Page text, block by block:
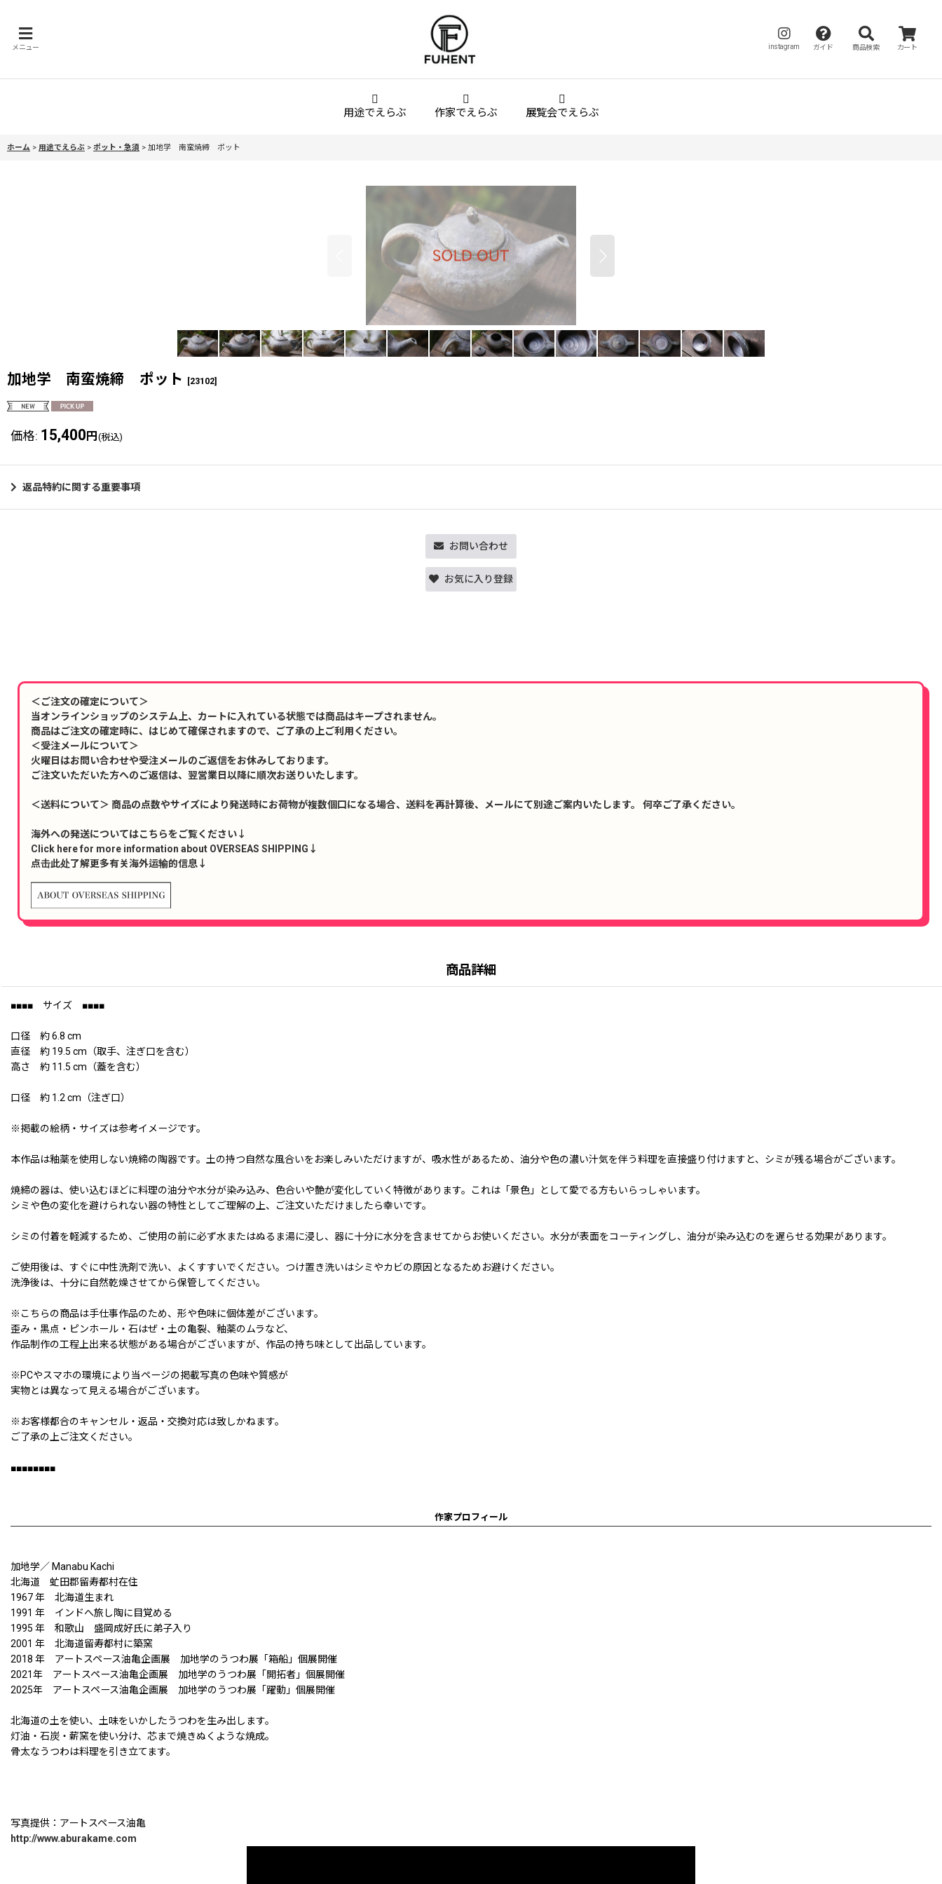
メニュー instagram ガイド 商品検索 カート
用途でえらぶ 作家でえらぶ 展覧会でえらぶ
ホーム > 用途でえらぶ > ポット・急須 > 加地学 南蛮焼締 ポット
加地学 南蛮焼締 ポット [23102]
価格: 15,400 円 (税込)
返品特約に関する重要事項
お問い合わせ
お気に入り登録
＜ご注文の確定について＞
当オンラインショップのシステム上、カートに入れている状態では商品はキープされません。
商品はご注文の確定時に、はじめて確保されますので、ご了承の上ご利用ください。
＜受注メールについて＞
火曜日はお問い合わせや受注メールのご返信をお休みしております。
ご注文いただいた方へのご返信は、翌営業日以降に順次お送りいたします。
＜送料について＞ 商品の点数やサイズにより発送時にお荷物が複数個口になる場合、送料を再計算後、メールにて別途ご案内いたします。 何卒ご了承ください。
海外への発送についてはこちらをご覧ください↓
Click here for more information about OVERSEAS SHIPPING↓
点击此处了解更多有关海外运输的信息↓
商品詳細
■■■■ サイズ ■■■■
口径 約 6.8 cm
直径 約 19.5 cm（取手、注ぎ口を含む）
高さ 約 11.5 cm（蓋を含む）
口径 約 1.2 cm（注ぎ口）
※掲載の絵柄・サイズは参考イメージです。
本作品は釉薬を使用しない焼締の陶器です。土の持つ自然な風合いをお楽しみいただけますが、吸水性があるため、油分や色の濃い汁気を伴う料理を直接盛り付けますと、シミが残る場合がございます。
焼締の器は、使い込むほどに料理の油分や水分が染み込み、色合いや艶が変化していく特徴があります。これは「景色」として愛でる方もいらっしゃいます。
シミや色の変化を避けられない器の特性としてご理解の上、ご注文いただけましたら幸いです。
シミの付着を軽減するため、ご使用の前に必ず水またはぬるま湯に浸し、器に十分に水分を含ませてからお使いください。水分が表面をコーティングし、油分が染み込むのを遅らせる効果があります。
ご使用後は、すぐに中性洗剤で洗い、よくすすいでください。つけ置き洗いはシミやカビの原因となるためお避けください。
洗浄後は、十分に自然乾燥させてから保管してください。
※こちらの商品は手仕事作品のため、形や色味に個体差がございます。
歪み・黒点・ピンホール・石はぜ・土の亀裂、釉薬のムラなど、
作品制作の工程上出来る状態がある場合がございますが、作品の持ち味として出品しています。
※PCやスマホの環境により当ページの掲載写真の色味や質感が
実物とは異なって見える場合がございます。
※お客様都合のキャンセル・返品・交換対応は致しかねます。
ご了承の上ご注文ください。
■■■■■■■■
作家プロフィール
加地学／ Manabu Kachi
北海道 虻田郡留寿都村在住
1967 年 北海道生まれ
1991 年 インドへ旅し陶に目覚める
1995 年 和歌山 盛岡成好氏に弟子入り
2001 年 北海道留寿都村に築窯
2018 年 アートスペース油亀企画展 加地学のうつわ展「箱船」個展開催
2021年 アートスペース油亀企画展 加地学のうつわ展「開拓者」個展開催
2025年 アートスペース油亀企画展 加地学のうつわ展「躍動」個展開催
北海道の土を使い、土味をいかしたうつわを生み出します。
灯油・石炭・薪窯を使い分け、芯まで焼きぬくような焼成。
骨太なうつわは料理を引き立てます。
写真提供：アートスペース油亀
http://www.aburakame.com